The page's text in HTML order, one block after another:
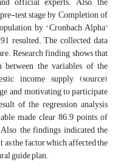
test stage by Completion of
by "Cronbach Alpha”
resulted. The collected data
Research finding shows that
the variables of the
income supply (source),
and motivating to participate
of the regression analysis
made clear 86.9 points of
the findings indicated the
the factor which affected the
guide plan.